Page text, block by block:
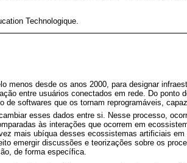
Technologique.
menos desde os anos 2000, para designar
entre usuários conectados em rede. Do ponto
softwares que os tornam reprogramáveis,
esses dados entre si. Nesse processo,
às interações que ocorrem em
mais ubíqua desses ecossistemas artificiais em
emergir discussões e teorizações sobre os
de forma específica.